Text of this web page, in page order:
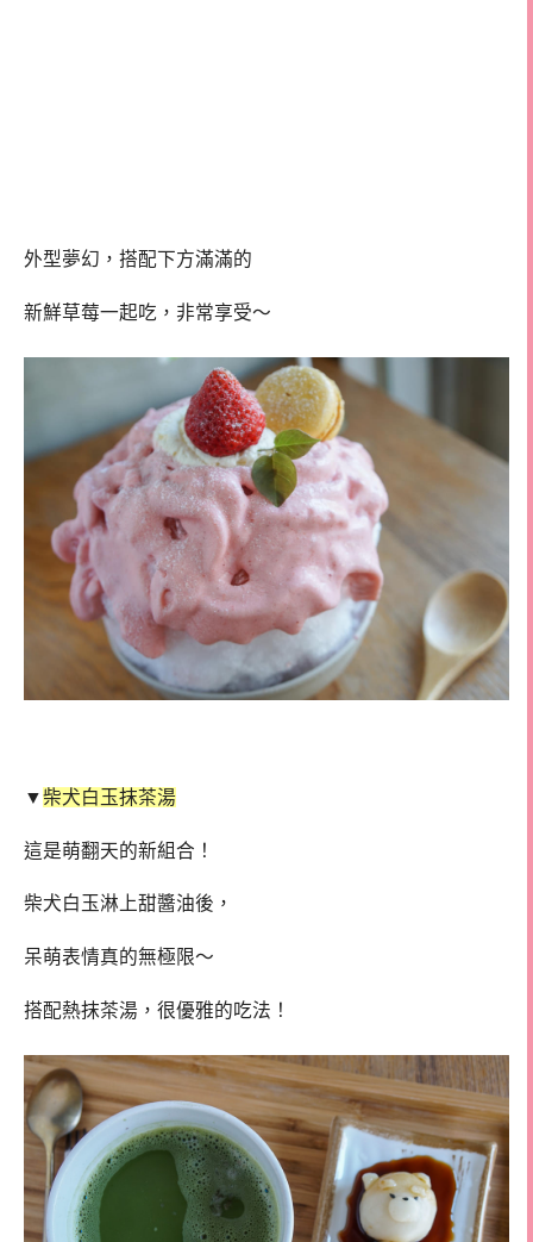
外型夢幻，搭配下方滿滿的
新鮮草莓一起吃，非常享受～
▼柴犬白玉抹茶湯
這是萌翻天的新組合！
柴犬白玉淋上甜醬油後，
呆萌表情真的無極限～
搭配熱抹茶湯，很優雅的吃法！